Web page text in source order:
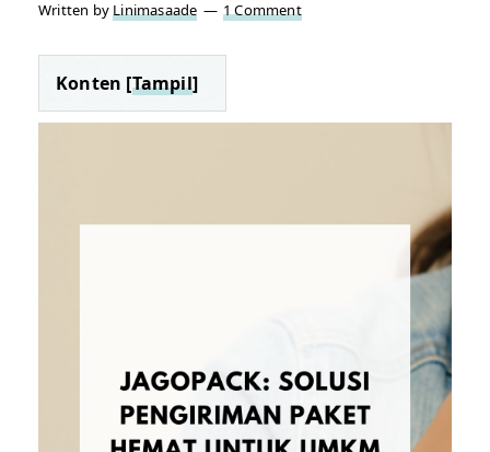
Written byLinimasaade 1 Comment
Konten [Tampil]